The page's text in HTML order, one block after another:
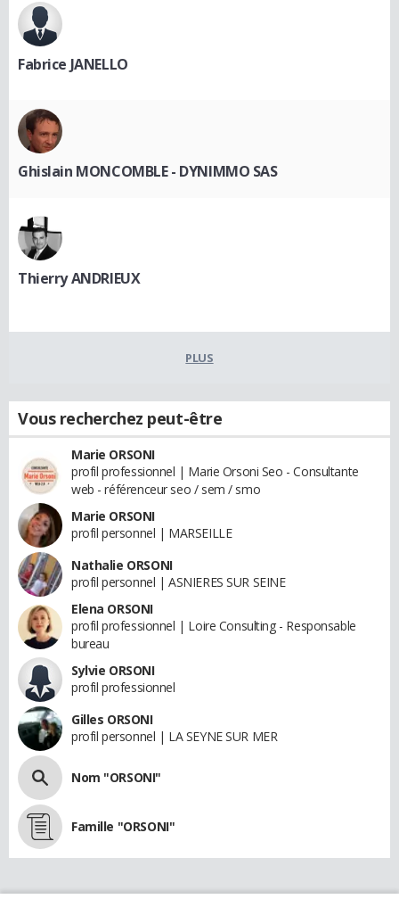
Fabrice JANELLO
Ghislain MONCOMBLE - DYNIMMO SAS
Thierry ANDRIEUX
PLUS
Vous recherchez peut-être
Marie ORSONI
profil professionnel | Marie Orsoni Seo - Consultante
web - référenceur seo / sem / smo
Marie ORSONI
profil personnel | MARSEILLE
Nathalie ORSONI
profil personnel | ASNIERES SUR SEINE
Elena ORSONI
profil professionnel | Loire Consulting - Responsable
bureau
Sylvie ORSONI
profil professionnel
Gilles ORSONI
profil personnel | LA SEYNE SUR MER
Nom "ORSONI"
Famille "ORSONI"